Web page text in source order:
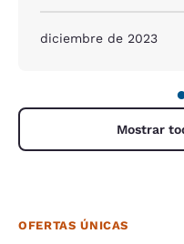
diciembre de 2023
Mostrar
OFERTAS ÚNICAS